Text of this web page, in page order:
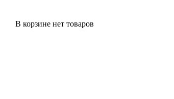
В корзине нет товаров